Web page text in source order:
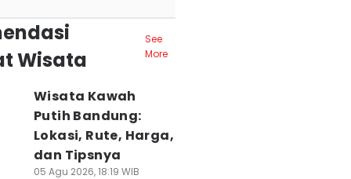
Wisata
See
More
Wisata Kawah
Putih Bandung:
Lokasi, Rute, Harga,
dan Tipsnya
05 Agu 2026, 18:19 WIB